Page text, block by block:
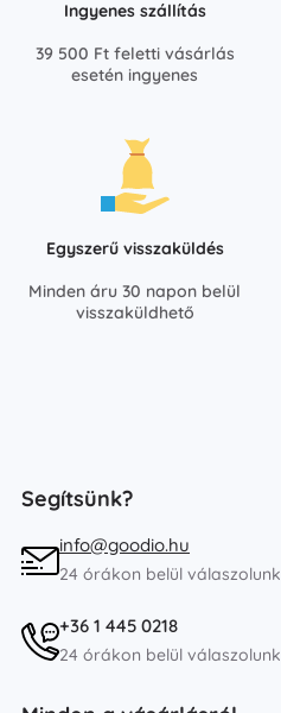
Ingyenes szállítás
39 500 Ft feletti vásárlás
esetén ingyenes
Egyszerű visszaküldés
Minden áru 30 napon belül
visszaküldhető
Segítsünk?
info@goodio.hu
24 órákon belül válaszolunk
+36 1 445 0218
24 órákon belül válaszolunk